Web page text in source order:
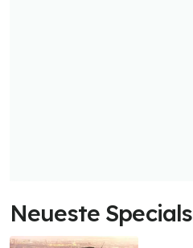
Neueste Specials